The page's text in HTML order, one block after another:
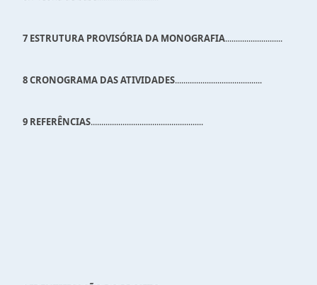
7 ESTRUTURA PROVISÓRIA DA MONOGRAFIA...........................
8 CRONOGRAMA DAS ATIVIDADES.........................................
9 REFERÊNCIAS.....................................................